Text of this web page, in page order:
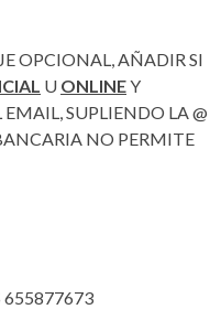
OPCIONAL, AÑADIR SI
U ONLINEY
SUPLIENDO LA @
NO PERMITE
655877673